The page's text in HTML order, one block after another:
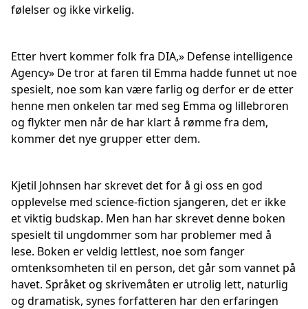
følelser og ikke virkelig.
Etter hvert kommer folk fra DIA,» Defense intelligence
Agency» De tror at faren til Emma hadde funnet ut noe
spesielt, noe som kan være farlig og derfor er de etter
henne men onkelen tar med seg Emma og lillebroren
og flykter men når de har klart å rømme fra dem,
kommer det nye grupper etter dem.
Kjetil Johnsen har skrevet det for å gi oss en god
opplevelse med science-fiction sjangeren, det er ikke
et viktig budskap. Men han har skrevet denne boken
spesielt til ungdommer som har problemer med å
lese. Boken er veldig lettlest, noe som fanger
omtenksomheten til en person, det går som vannet på
havet. Språket og skrivemåten er utrolig lett, naturlig
og dramatisk, synes forfatteren har den erfaringen